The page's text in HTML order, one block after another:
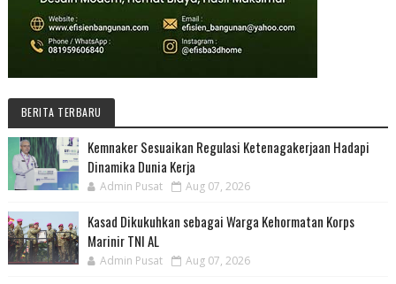
BERITA TERBARU
Kemnaker Sesuaikan Regulasi Ketenagakerjaan Hadapi
Dinamika Dunia Kerja
Admin Pusat Aug 07, 2026
Kasad Dikukuhkan sebagai Warga Kehormatan Korps
Marinir TNI AL
Admin Pusat Aug 07, 2026